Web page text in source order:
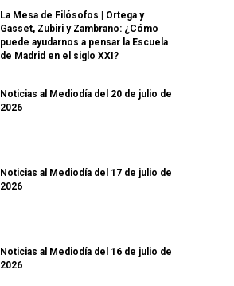
La Mesa de Filósofos | Ortega y
Gasset, Zubiri y Zambrano: ¿Cómo
puede ayudarnos a pensar la Escuela
de Madrid en el siglo XXI?
Noticias al Mediodía del 20 de julio de
2026
Noticias al Mediodía del 17 de julio de
2026
Noticias al Mediodía del 16 de julio de
2026